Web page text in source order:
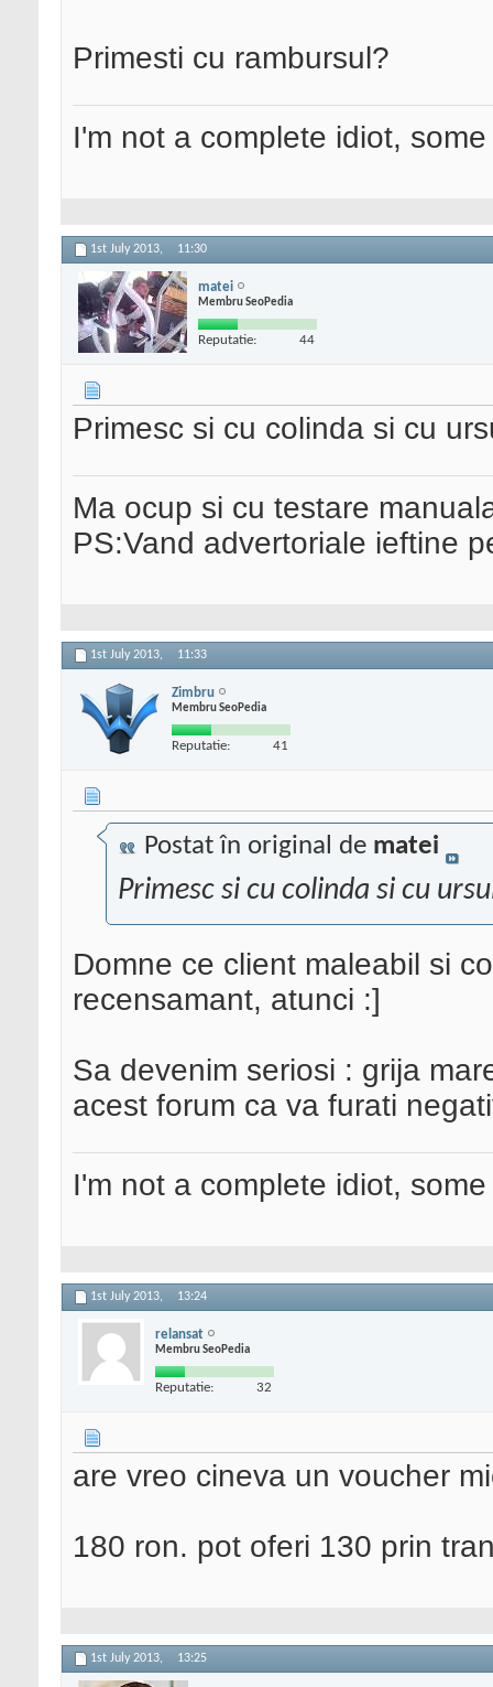
Primesti cu rambursul?
I'm not a complete idiot,
1st July 2013, 11:30
matei
Membru SeoPedia
Reputatie: 44
Primesc si cu colinda si cu
Ma ocup si cu testare
PS:Vand advertoriale ieftine
1st July 2013, 11:33
Zimbru
Membru SeoPedia
Reputatie: 41
Postat în original de matei
Primesc si cu colinda si cu
Domne ce client maleabil si
recensamant, atunci :]
Sa devenim seriosi : grija
acest forum ca va furati
I'm not a complete idiot,
1st July 2013, 13:24
relansat
Membru SeoPedia
Reputatie: 32
are vreo cineva un voucher
180 ron. pot oferi 130 prin
1st July 2013, 13:25